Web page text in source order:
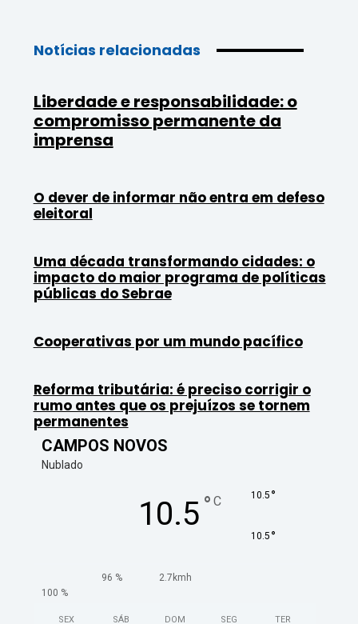
Notícias relacionadas
Liberdade e responsabilidade: o
compromisso permanente da
imprensa
O dever de informar não entra em defeso
eleitoral
Uma década transformando cidades: o
impacto do maior programa de políticas
públicas do Sebrae
Cooperativas por um mundo pacífico
Reforma tributária: é preciso corrigir o
rumo antes que os prejuízos se tornem
permanentes
CAMPOS NOVOS
Nublado
10.5 ° C 10.5 °
10.5 °
96 %
2.7kmh
100 %
SEX SÁB DOM SEG TER